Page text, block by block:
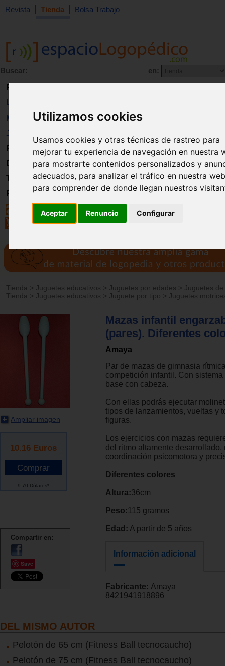
Utilizamos cookies
Usamos cookies y otras técnicas de rastreo para
mejorar tu experiencia de navegación en nuestra
para mostrarte contenidos personalizados y
adecuados, para analizar el tráfico en nuestra
para comprender de donde llegan nuestros
Aceptar Renuncio Configurar
Revista Tienda Bolsa Trabajo
Buscar: en:
Revista
Libros
Material
Juguetes
Formación
Directorio
Trabajo
Registro
Tienda > Juguetes educativos > Juguetes por edades > Juguetes
Tienda
> Juguetes educativos > Juguete por tipo > Juguetes
Ampliar imagen
10.16 Euros
9.70 Dólares*
Compartir en:
Save
Mazas infantil
(pares). Diferentes
Amaya
Par de mazas de gimnasia
competición infantil. Con
base con cabeza.
Con ellas podrás ejecutar
tipos de lanzamientos, vueltas y
figuras.
Los ejercicios con mazas
del ritmo altamente desarrollado,
coordinación psicomotora y
Diferentes colores
Altura:36cm
Peso:115 gramos
Edad: A partir de 5 años
Información adicional
Fabricante: Amaya
8421941918896
DEL MISMO AUTOR
Pelotón de 65 cm (Fitness Ball tecnocaucho)
Pelotón de 75 cm (Fitness Ball tecnocaucho)